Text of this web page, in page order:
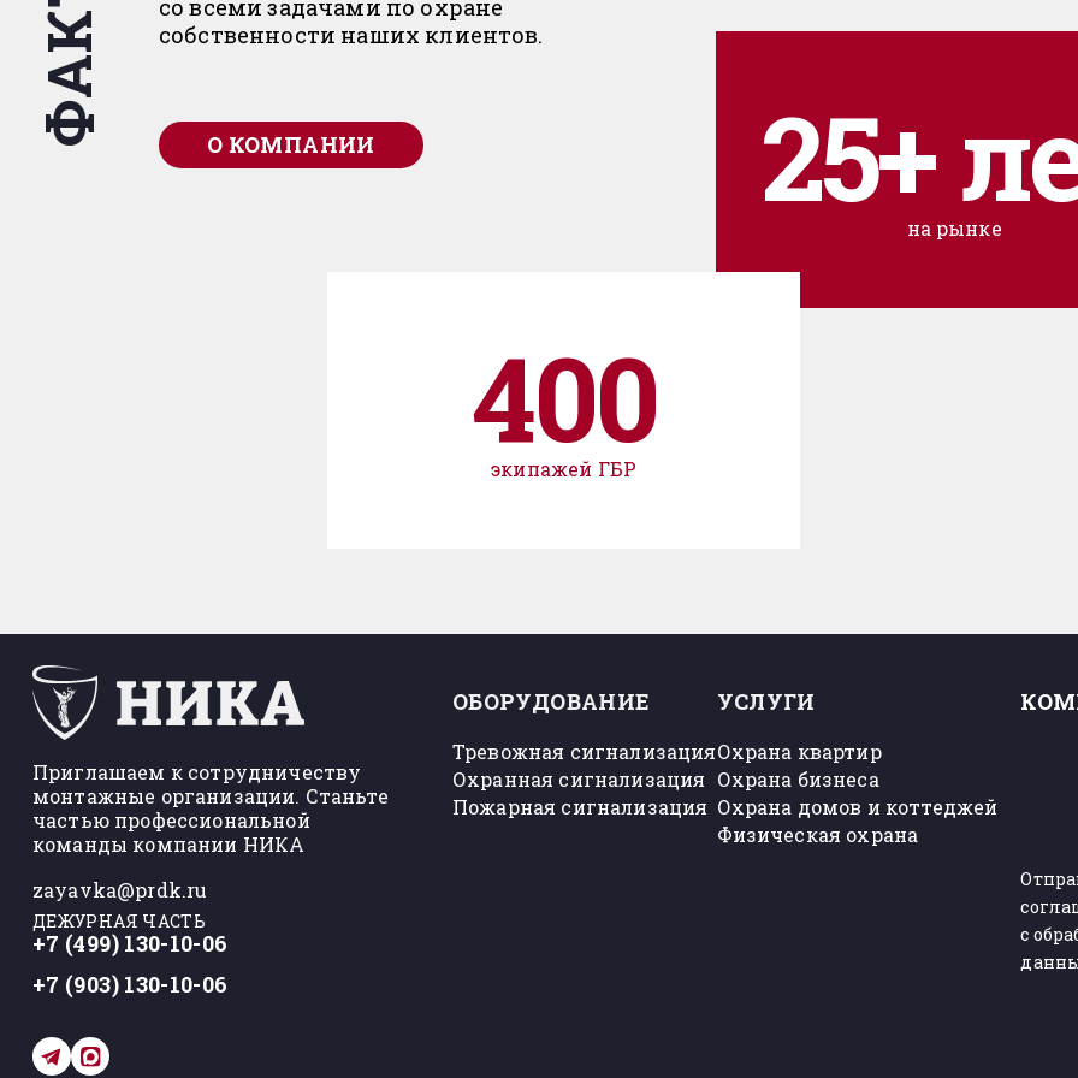
со всеми задачами по охране
собственности наших клиентов.
О КОМПАНИИ
400
экипажей ГБР
25+на рынке
Приглашаем к сотрудничеству
монтажные организации. Станьте
частью профессиональной
команды компании НИКА
zayavka@prdk.ru
ДЕЖУРНАЯ ЧАСТЬ
+7 (499) 130-10-06
+7 (903) 130-10-06
ОБОРУДОВАНИЕ
Тревожная сигнализация
Охранная сигнализация
Пожарная сигнализация
УСЛУГИ
Охрана квартир
Охрана бизнеса
Охрана домов и коттеджей
Физическая охрана
с